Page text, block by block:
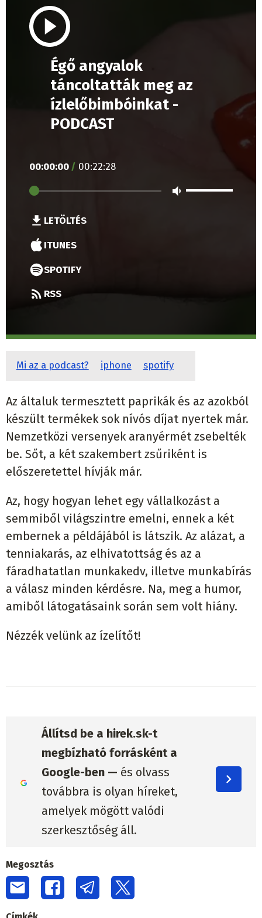
Égő angyalok
táncoltatták meg az
ízlelőbimbóinkat -
PODCAST
00:00:00 / 00:22:28
LETÖLTÉS
ITUNES
SPOTIFY
RSS
Mi az a podcast? iphone spotify
Az általuk termesztett paprikák és az azokból
készült termékek sok nívós díjat nyertek már.
Nemzetközi versenyek aranyérmét zsebelték
be. Sőt, a két szakembert zsűriként is
előszeretettel hívják már.
Az, hogy hogyan lehet egy vállalkozást a
semmiből világszintre emelni, ennek a két
embernek a példájából is látszik. Az alázat, a
tenniakarás, az elhivatottság és az a
fáradhatatlan munkakedv, illetve munkabírás
a válasz minden kérdésre. Na, meg a humor,
amiből látogatásaink során sem volt hiány.
Nézzék velünk az ízelítőt!
Állítsd be a hirek.sk-t
megbízható forrásként a
Google-ben — és olvass
továbbra is olyan híreket,
amelyek mögött valódi
szerkesztőség áll.
Megosztás